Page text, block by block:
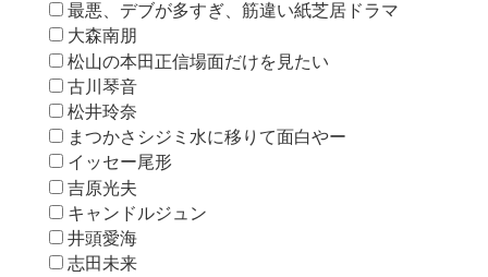
最悪、デブが多すぎ、筋違い紙芝居ドラマ
大森南朋
松山の本田正信場面だけを見たい
古川琴音
松井玲奈
まつかさシジミ水に移りて面白やー
イッセー尾形
吉原光夫
キャンドルジュン
井頭愛海
志田未来